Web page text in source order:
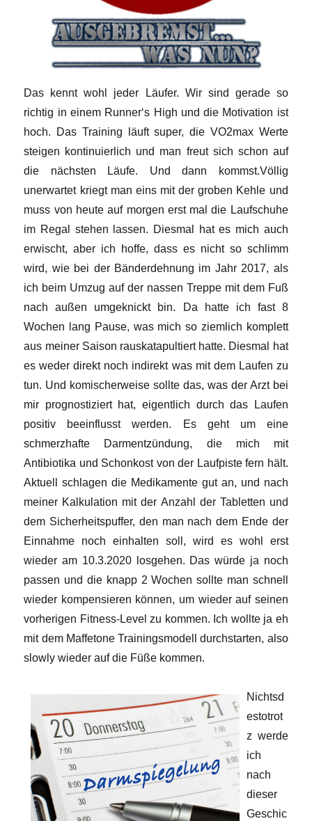
Das kennt wohl jeder Läufer. Wir sind gerade so
richtig in einem Runner‘s High und die Motivation ist
hoch. Das Training läuft super, die VO2max Werte
steigen kontinuierlich und man freut sich schon auf
die nächsten Läufe. Und dann kommst.Völlig
unerwartet kriegt man eins mit der groben Kehle und
muss von heute auf morgen erst mal die Laufschuhe
im Regal stehen lassen. Diesmal hat es mich auch
erwischt, aber ich hoffe, dass es nicht so schlimm
wird, wie bei der Bänderdehnung im Jahr 2017, als
ich beim Umzug auf der nassen Treppe mit dem Fuß
nach außen umgeknickt bin. Da hatte ich fast 8
Wochen lang Pause, was mich so ziemlich komplett
aus meiner Saison rauskatapultiert hatte. Diesmal hat
es weder direkt noch indirekt was mit dem Laufen zu
tun. Und komischerweise sollte das, was der Arzt bei
mir prognostiziert hat, eigentlich durch das Laufen
positiv beeinflusst werden. Es geht um eine
schmerzhafte Darmentzündung, die mich mit
Antibiotika und Schonkost von der Laufpiste fern hält.
Aktuell schlagen die Medikamente gut an, und nach
meiner Kalkulation mit der Anzahl der Tabletten und
dem Sicherheitspuffer, den man nach dem Ende der
Einnahme noch einhalten soll, wird es wohl erst
wieder am 10.3.2020 losgehen. Das würde ja noch
passen und die knapp 2 Wochen sollte man schnell
wieder kompensieren können, um wieder auf seinen
vorherigen Fitness-Level zu kommen. Ich wollte ja eh
mit dem Maffetone Trainingsmodell durchstarten, also
slowly wieder auf die Füße kommen.
Nichtsd
estotrot
z werde
ich
nach
dieser
Geschic